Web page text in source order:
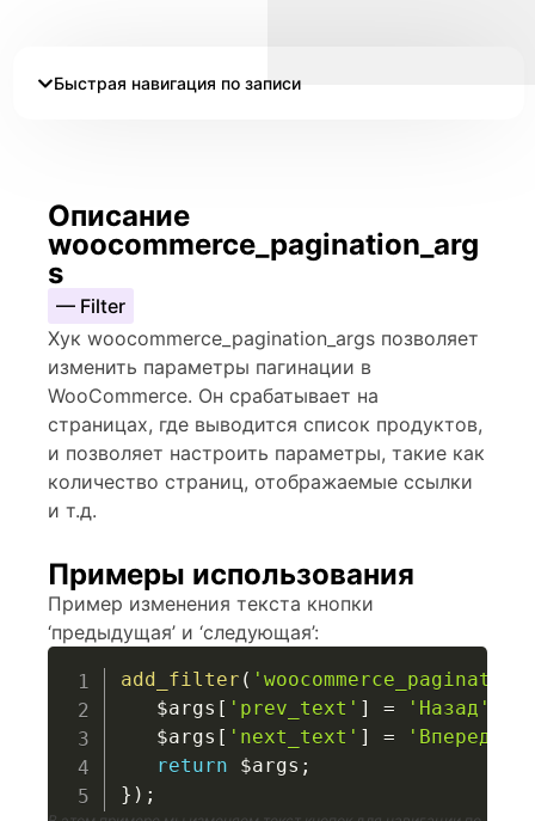
Быстрая навигация по записи
Описание
woocommerce_pagination_arg
s
— Filter
Хук woocommerce_pagination_args позволяет
изменить параметры пагинации в
WooCommerce. Он срабатывает на
страницах, где выводится список продуктов,
и позволяет настроить параметры, такие как
количество страниц, отображаемые ссылки
и т.д.
Примеры использования
Пример изменения текста кнопки
‘предыдущая’ и ‘следующая’:
add_filter (
$args [ 'prev_text' ] = 'Назад'
$args [ 'next_text' ] = 'Вперед'
return
$args ;
} ) ;